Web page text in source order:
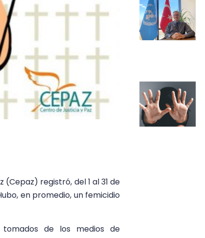
registró, del 1 al 31 de
en promedio, un femicidio
de los medios de